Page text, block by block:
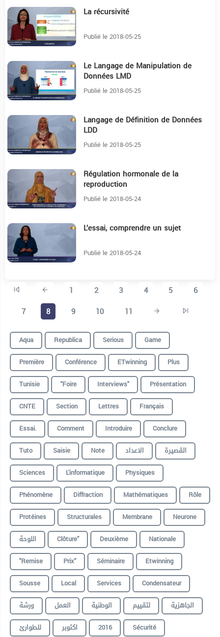
12:50 La récursivité
Publié le 2018-05-25
15:51 Le Langage de Manipulation de
Données LMD
Publié le 2018-05-25
Langage de Définition de Données
LDD
Publié le 2018-05-25
Régulation hormonale de la
reproduction
Publié le 2018-05-24
12:44 L’essai, comprendre un sujet
Publié le 2018-05-24
1 2 3 4 5
6
7
8 9 10 11
Aqua Republica Serious
Game
Première
Conférence ETwinning
Plus
Tunisie
"foire Interviews"
Présentation
CNTE
Section Lettres
Français
Essai.
Comment Introduire
Conclure
Tuto
Saisie Note الاعداد
القصيرة
Sciences
L'informatique
Physiques
Phénomène
Diffraction Mathématiques
Rôle
Protéines
Structurales Membrane
Neurone
اللوحة
Clôture" Deuxième
Nationale
"remise
Prix" Séminaire
Etwinning
Sousse
Local Services
Condensateur
ورشة
العمل الوطنية لتقييم
الجاهزية
للطوارئ
اكتوبر 2016 Sécurité